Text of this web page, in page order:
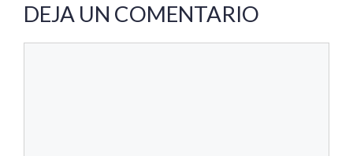
DEJA UN COMENTARIO